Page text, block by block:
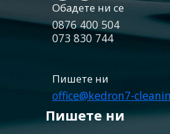
Обадете ни се
0876 400 504
073 830 744
Пишете ни
office@kedron7-
Пишете ни